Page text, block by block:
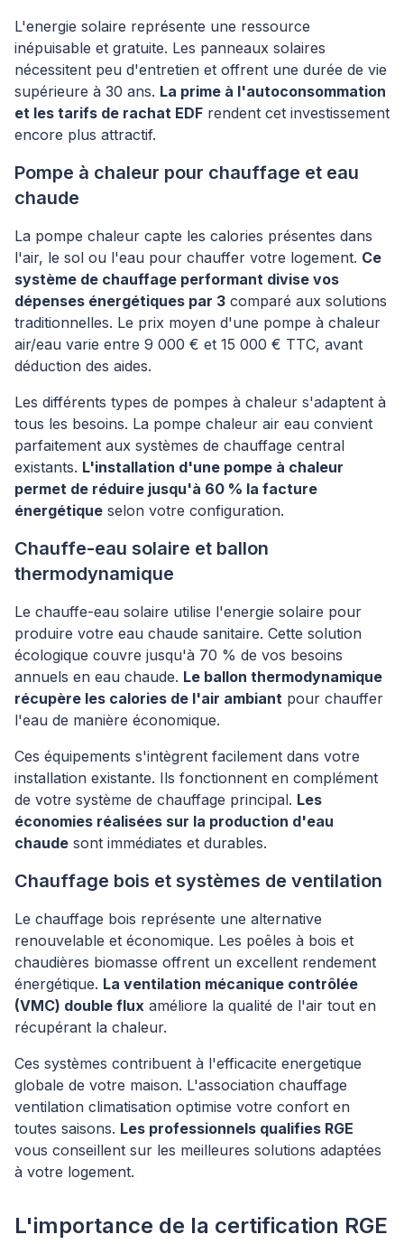
L'energie solaire représente une ressource
inépuisable et gratuite. Les panneaux solaires
nécessitent peu d'entretien et offrent une durée de vie
supérieure à 30 ans. La prime à l'autoconsommation
et les tarifs de rachat EDF rendent cet investissement
encore plus attractif.
Pompe à chaleur pour chauffage et eau
chaude
La pompe chaleur capte les calories présentes dans
l'air, le sol ou l'eau pour chauffer votre logement. Ce
système de chauffage performant divise vos
dépenses énergétiques par 3 comparé aux solutions
traditionnelles. Le prix moyen d'une pompe à chaleur
air/eau varie entre 9 000 € et 15 000 € TTC, avant
déduction des aides.
Les différents types de pompes à chaleur s'adaptent à
tous les besoins. La pompe chaleur air eau convient
parfaitement aux systèmes de chauffage central
existants. L'installation d'une pompe à chaleur
permet de réduire jusqu'à 60 % la facture
énergétique selon votre configuration.
Chauffe-eau solaire et ballon
thermodynamique
Le chauffe-eau solaire utilise l'energie solaire pour
produire votre eau chaude sanitaire. Cette solution
écologique couvre jusqu'à 70 % de vos besoins
annuels en eau chaude. Le ballon thermodynamique
récupère les calories de l'air ambiant pour chauffer
l'eau de manière économique.
Ces équipements s'intègrent facilement dans votre
installation existante. Ils fonctionnent en complément
de votre système de chauffage principal. Les
économies réalisées sur la production d'eau
chaude sont immédiates et durables.
Chauffage bois et systèmes de ventilation
Le chauffage bois représente une alternative
renouvelable et économique. Les poêles à bois et
chaudières biomasse offrent un excellent rendement
énergétique. La ventilation mécanique contrôlée
(VMC) double flux améliore la qualité de l'air tout en
récupérant la chaleur.
Ces systèmes contribuent à l'efficacite energetique
globale de votre maison. L'association chauffage
ventilation climatisation optimise votre confort en
toutes saisons. Les professionnels qualifies RGE
vous conseillent sur les meilleures solutions adaptées
à votre logement.
L'importance de la certification RGE